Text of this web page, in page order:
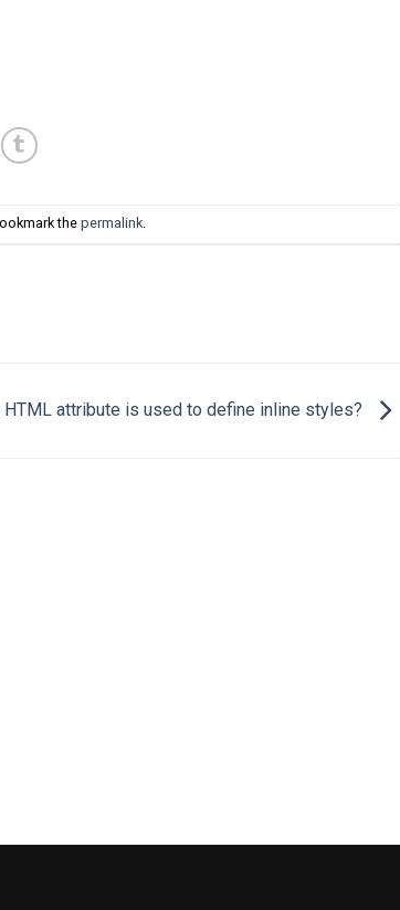
the permalink.
HTML attribute is used to define inline styles?